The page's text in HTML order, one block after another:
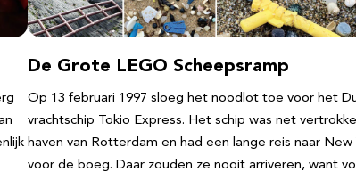
De Grote LEGO Scheepsramp
Op 13 februari 1997 sloeg het noodlot toe voor het
vrachtschip Tokio Express. Het schip was net
haven van Rotterdam en had een lange reis naar New
voor de boeg. Daar zouden ze nooit arriveren, want